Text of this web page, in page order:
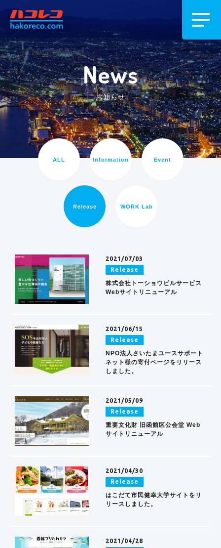
News
お知らせ
ALL Information Event
Release WORK Lab
2021/07/03
Release
株式会社トーショウビルサービス
Webサイトリニューアル
2021/06/15
Release
NPO法人さいたまユースサポート
ネット様の寄付ページをリリース
しました。
2021/05/09
Release
重要文化財 旧函館区公会堂 Web
サイトリニューアル
2021/04/30
Release
はこだて市民健幸大学サイトをリ
リースしました。
2021/04/28